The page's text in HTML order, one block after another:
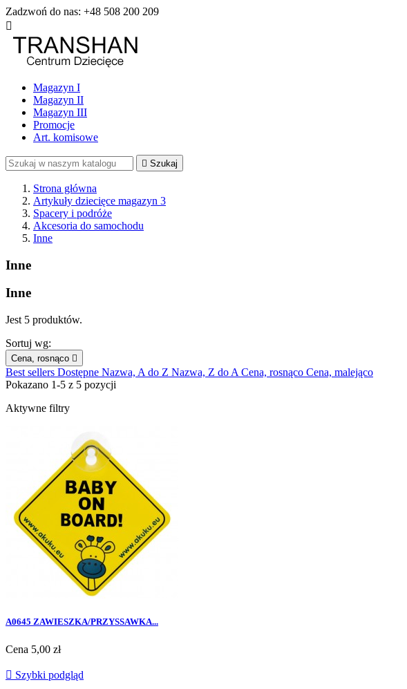
Zadzwoń do nas: +48 508 200 209

Magazyn I
Magazyn II
Magazyn III
Promocje
Art. komisowe
 Szukaj
Strona główna
Artykuły dziecięce magazyn 3
Spacery i podróże
Akcesoria do samochodu
Inne
Inne
Inne
Jest 5 produktów.
Sortuj wg:
Cena, rosnąco 
Best sellers Dostępne Nazwa, A do Z Nazwa, Z do A Cena, rosnąco Cena, malejąco
Pokazano 1-5 z 5 pozycji
Aktywne filtry
A0645 ZAWIESZKA/PRZYSSAWKA...
Cena 5,00 zł
 Szybki podgląd